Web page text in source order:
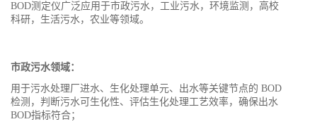
BOD测定仪广泛应用于市政污水，工业污水，环境监测，高校
科研，生活污水，农业等领域。
市政污水领域：
用于污水处理厂进水、生化处理单元、出水等关键节点的 BOD
检测，判断污水可生化性、评估生化处理工艺效率，确保出水
BOD指标符合；